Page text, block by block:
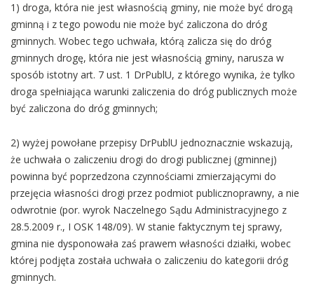
1) droga, która nie jest własnością gminy, nie może być drogą
gminną i z tego powodu nie może być zaliczona do dróg
gminnych. Wobec tego uchwała, którą zalicza się do dróg
gminnych drogę, która nie jest własnością gminy, narusza w
sposób istotny art. 7 ust. 1 DrPublU, z którego wynika, że tylko
droga spełniająca warunki zaliczenia do dróg publicznych może
być zaliczona do dróg gminnych;
2) wyżej powołane przepisy DrPublU jednoznacznie wskazują,
że uchwała o zaliczeniu drogi do drogi publicznej (gminnej)
powinna być poprzedzona czynnościami zmierzającymi do
przejęcia własności drogi przez podmiot publicznoprawny, a nie
odwrotnie (por. wyrok Naczelnego Sądu Administracyjnego z
28.5.2009 r., I OSK 148/09). W stanie faktycznym tej sprawy,
gmina nie dysponowała zaś prawem własności działki, wobec
której podjęta została uchwała o zaliczeniu do kategorii dróg
gminnych.